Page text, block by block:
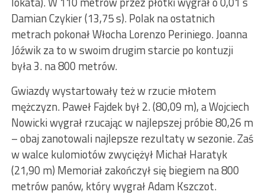
Damian Czykier (13,75 s). Polak na ostatnich
metrach pokonał Włocha Lorenzo Periniego. Joanna
Jóźwik za to w swoim drugim starcie po kontuzji
była 3. na 800 metrów.
Gwiazdy wystartowały też w rzucie młotem
mężczyzn. Paweł Fajdek był 2. (80,09 m), a Wojciech
Nowicki wygrał rzucając w najlepszej próbie 80,26 m
– obaj zanotowali najlepsze rezultaty w sezonie. Zaś
w walce kulomiotów zwyciężył Michał Haratyk
(21,90 m) Memoriał zakończył się biegiem na 800
metrów panów, który wygrał Adam Kszczot.